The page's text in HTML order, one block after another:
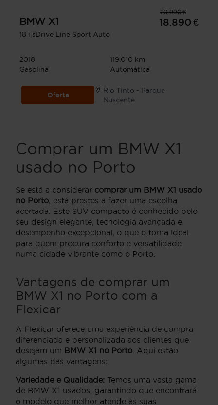
20.990 €
BMW X1
18 i sDrive Line Sport Auto
18.890 €
2018
119.010 km
Gasolina
Automática
Oferta
Rio Tinto - Parque
Nascente
Comprar um BMW X1
usado no Porto
Se está a considerar comprar um BMW X1 usado
no Porto, está prestes a fazer uma escolha
acertada. Este SUV compacto é conhecido pelo
seu design elegante, tecnologia avançada e
desempenho excepcional, o que o torna ideal
para quem procura conforto e versatilidade
numa cidade vibrante como o Porto.
Vantagens de comprar um
BMW X1 no Porto com a
Flexicar
A Flexicar oferece uma experiência de compra
diferenciada e personalizada aos clientes que
desejam um BMW X1 no Porto . Aqui estão
algumas das vantagens:
Variedade e Qualidade: Temos uma vasta gama
de BMW X1 usados, garantindo que encontrará
o modelo que melhor atende às suas